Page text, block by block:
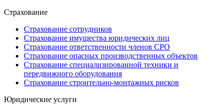
Страхование
Страхование сотрудников
Страхование имущества юридических лиц
Страхование ответственности членов СРО
Страхование опасных производственных объектов
Страхование специализированной техники и
передвижного оборудования
Страхование строительно-монтажных рисков
Юридические услуги